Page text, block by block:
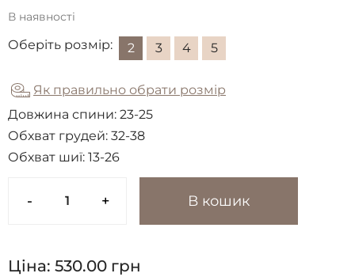
В наявності
Оберіть розмір: 2 3 4 5
Як правильно обрати розмір
Довжина спини: 23-25
Обхват грудей: 32-38
Обхват шиї: 13-26
- + В кошик
Ціна: 530.00 грн